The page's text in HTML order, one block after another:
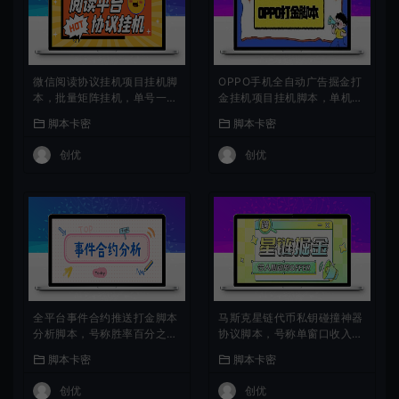
微信阅读协议挂机项目挂机脚
本，批量矩阵挂机，单号一天
脚本卡密
创优
OPPO手机全自动广告掘金打
金挂机项目挂机脚本，单机一
脚本卡密
创优
全平台事件合约推送打金脚本
分析脚本，号称胜率百分之90
脚本卡密
创优
马斯克星链代币私钥碰撞神器
协议脚本，号称单窗口收入四
脚本卡密
创优